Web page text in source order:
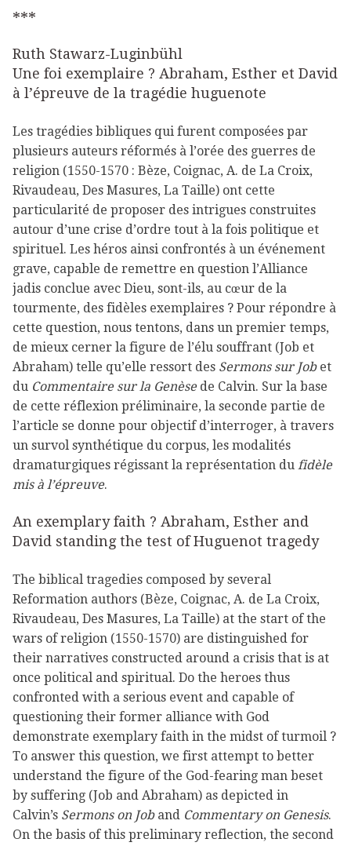
***
Ruth Stawarz-Luginbühl
Une foi exemplaire ? Abraham, Esther et David
à l’épreuve de la tragédie huguenote
Les tragédies bibliques qui furent composées par
plusieurs auteurs réformés à l’orée des guerres de
religion (1550-1570 : Bèze, Coignac, A. de La Croix,
Rivaudeau, Des Masures, La Taille) ont cette
particularité de proposer des intrigues construites
autour d’une crise d’ordre tout à la fois politique et
spirituel. Les héros ainsi confrontés à un événement
grave, capable de remettre en question l’Alliance
jadis conclue avec Dieu, sont-ils, au cœur de la
tourmente, des fidèles exemplaires ? Pour répondre à
cette question, nous tentons, dans un premier temps,
de mieux cerner la figure de l’élu souffrant (Job et
Abraham) telle qu’elle ressort des Sermons sur Jobet
du Commentaire sur la Genèsede Calvin. Sur la base
de cette réflexion préliminaire, la seconde partie de
l’article se donne pour objectif d’interroger, à travers
un survol synthétique du corpus, les modalités
dramaturgiques régissant la représentation du fidèle
mis à l’épreuve.
An exemplary faith ? Abraham, Esther and
David standing the test of Huguenot tragedy
The biblical tragedies composed by several
Reformation authors (Bèze, Coignac, A. de La Croix,
Rivaudeau, Des Masures, La Taille) at the start of the
wars of religion (1550-1570) are distinguished for
their narratives constructed around a crisis that is at
once political and spiritual. Do the heroes thus
confronted with a serious event and capable of
questioning their former alliance with God
demonstrate exemplary faith in the midst of turmoil ?
To answer this question, we first attempt to better
understand the figure of the God-fearing man beset
by suffering (Job and Abraham) as depicted in
Calvin’s Sermons on Joband Commentary on Genesis.
On the basis of this preliminary reflection, the second